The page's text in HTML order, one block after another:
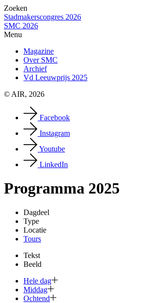
Zoeken
Stadmakerscongres 2026
SMC 2026
Menu
Magazine
Over SMC
Archief
Vd Leeuwprijs 2025
© AIR, 2026
Facebook
Instagram
Youtube
LinkedIn
Programma 2025
Dagdeel
Type
Locatie
Tours
Tekst
Beeld
Hele dag
Middag
Ochtend